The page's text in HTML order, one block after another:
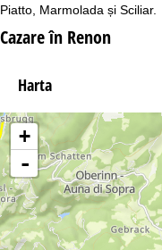
Piatto, Marmolada și Sciliar.
Cazare în Renon
Harta
+
-